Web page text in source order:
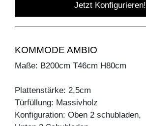
Jetzt Konfigurieren!
KOMMODE AMBIO
Maße: B200cm T46cm H80cm
Plattenstärke: 2,5cm
Türfüllung: Massivholz
Konfiguration: Oben 2 schubladen,